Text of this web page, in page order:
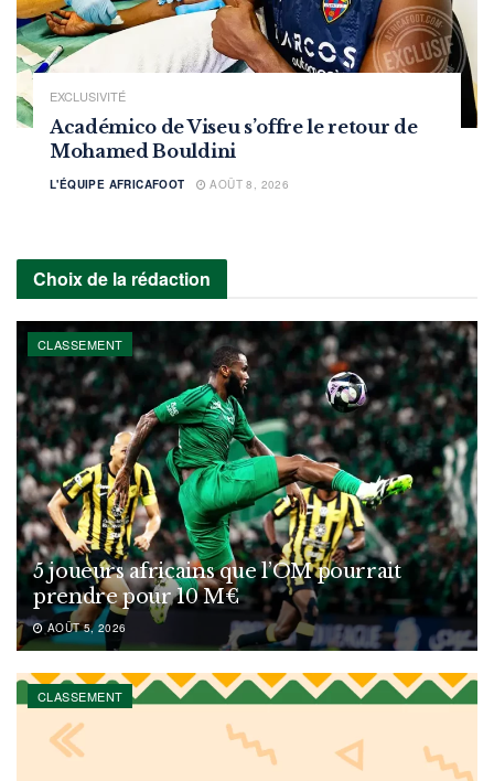
EXCLUSIVITÉ
Académico de Viseu s’offre le retour de
Mohamed Bouldini
L'ÉQUIPE AFRICAFOOT AOÛT 8, 2026
Choix de la rédaction
CLASSEMENT
5 joueurs africains que l’OM pourrait
prendre pour 10 M€
AOÛT 5, 2026
CLASSEMENT